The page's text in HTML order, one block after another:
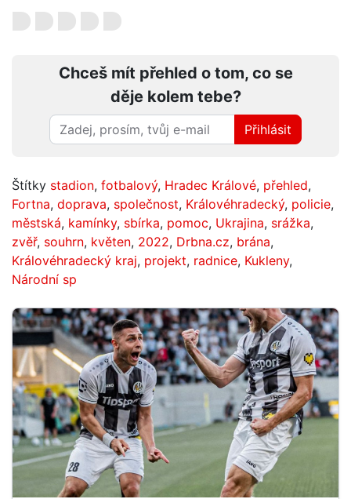
Chceš mít přehled o tom, co se
děje kolem tebe?
Přihlásit
Štítky stadion, fotbalový, Hradec Králové, přehled,
Fortna, doprava, společnost, Královéhradecký, policie,
městská, kamínky, sbírka, pomoc, Ukrajina, srážka,
zvěř, souhrn, květen, 2022, Drbna.cz, brána,
Královéhradecký kraj, projekt, radnice, Kukleny,
Národní sp